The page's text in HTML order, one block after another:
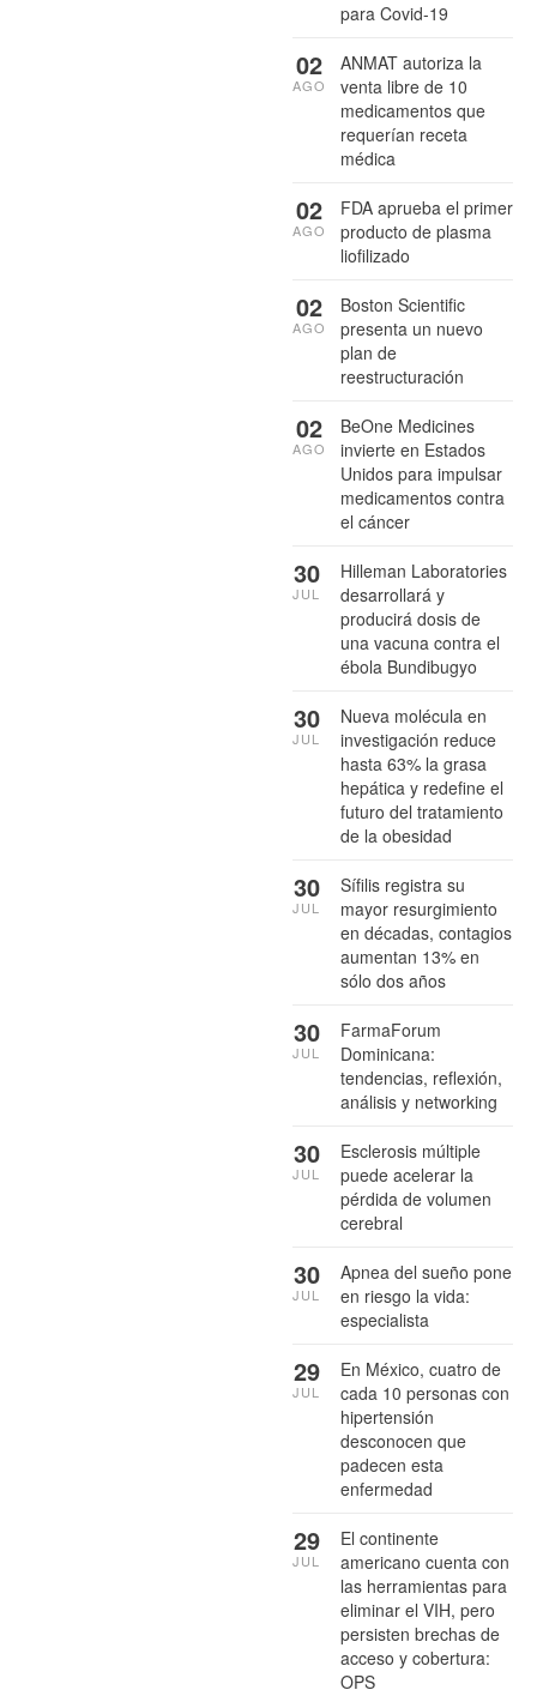
para Covid-19
ANMAT autoriza la
venta libre de 10
medicamentos que
requerían receta
médica
02
AGO
FDA aprueba el primer
producto de plasma
liofilizado
02
AGO
Boston Scientific
presenta un nuevo
plan de
reestructuración
02
AGO
BeOne Medicines
invierte en Estados
Unidos para impulsar
medicamentos contra
el cáncer
02
AGO
Hilleman Laboratories
desarrollará y
producirá dosis de
una vacuna contra el
ébola Bundibugyo
30
JUL
Nueva molécula en
investigación reduce
hasta 63% la grasa
hepática y redefine el
futuro del tratamiento
de la obesidad
30
JUL
Sífilis registra su
mayor resurgimiento
en décadas, contagios
aumentan 13% en
sólo dos años
30
JUL
FarmaForum
Dominicana:
tendencias, reflexión,
análisis y networking
30
JUL
Esclerosis múltiple
puede acelerar la
pérdida de volumen
cerebral
30
JUL
Apnea del sueño pone
en riesgo la vida:
especialista
30
JUL
En México, cuatro de
cada 10 personas con
hipertensión
desconocen que
padecen esta
enfermedad
29
JUL
El continente
americano cuenta con
las herramientas para
eliminar el VIH, pero
persisten brechas de
acceso y cobertura:
OPS
29
JUL